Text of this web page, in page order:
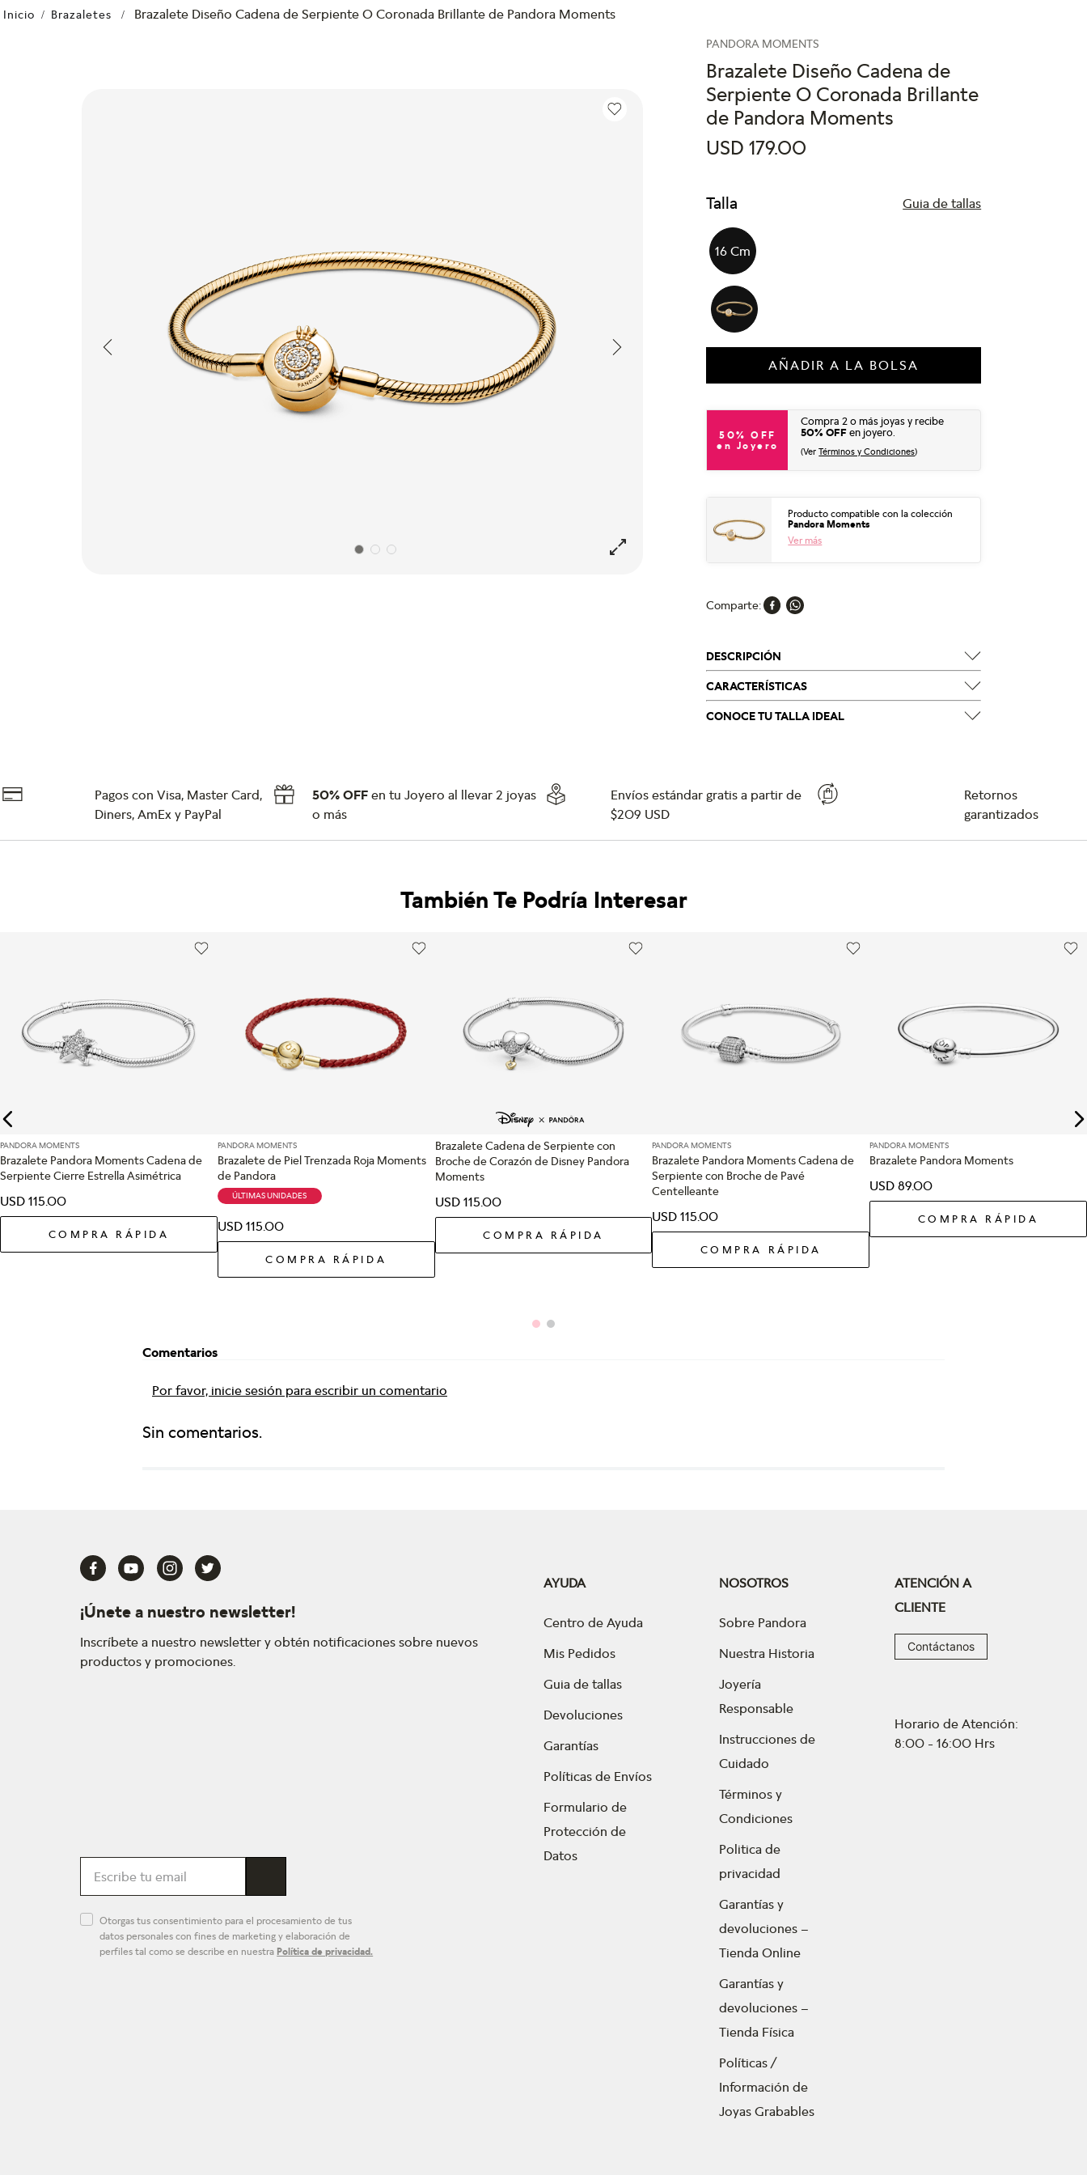
Brazaletes Brazalete Diseño Cadena de Serpiente O Coronada Brillante de Pandora Moments
PANDORA MOMENTS
Brazalete Diseño Cadena de
Serpiente O Coronada Brillante
de Pandora Moments
USD 179.00
Talla Guia de tallas
16 Cm
AÑADIR A LA BOLSA
50% OFF
en Joyero
Compra 2 o más joyas y recibe
50% OFFen joyero.
(VerTérminos y Condiciones)
Producto compatible con la colección
Pandora Moments
Ver más
Comparte
DESCRIPCIÓN
CARACTERÍSTICAS
CONOCE TU TALLA IDEAL
Pagos con Visa, Master Card,
Diners, AmEx y PayPal
50% OFFen tu Joyero al llevar 2 joyas
o más
Envíos estándar gratis a partir de
$209 USD
Retornos
garantizados
También Te Podría Interesar
PANDORA MOMENTS
Brazalete Pandora Moments Cadena de
Serpiente Cierre Estrella Asimétrica
USD 11500
COMPRA RÁPIDA
PANDORA MOMENTS
Brazalete de Piel Trenzada Roja Moments
de Pandora
ÚLTIMAS UNIDADES
USD 115.00
COMPRA RÁPIDA
Brazalete Cadena de Serpiente con
Broche de Corazón de Disney Pandora
Moments
USD 11500
COMPRA RÁPIDA
PANDORA MOMENTS
Brazalete Pandora Moments Cadena de
Serpiente con Broche de Pavé
Centelleante
USD 115.00
COMPRA RÁPIDA
PANDORA MOMENTS
Brazalete Pandora Moments
USD 89.00
COMPRA RÁPIDA
Comentarios
Por favor, inicie sesión para escribir un comentario
Sin comentarios.
¡Únete a nuestro newsletter!
Inscríbete a nuestro newsletter y obtén notificaciones sobre nuevos
productos y promociones.
Otorgas tus consentimiento para el procesamiento de tus
datos personales con fines de marketing y elaboración de
perfiles tal como se describe en nuestra Política de privacidad.
AYUDA
Centro de Ayuda
Mis Pedidos
Guia de tallas
Devoluciones
Garantías
Políticas de Envíos
Formulario de
Protección de
Datos
NOSOTROS
Sobre Pandora
Nuestra Historia
Joyería
Responsable
Instrucciones de
Cuidado
Términos y
Condiciones
Politica de
privacidad
Garantías y
devoluciones –
Tienda Online
Garantías y
devoluciones –
Tienda Física
Políticas /
Información de
Joyas Grabables
ATENCIÓN A
CLIENTE
Contáctanos
Horario de Atención:
8:00 - 16:00 Hrs